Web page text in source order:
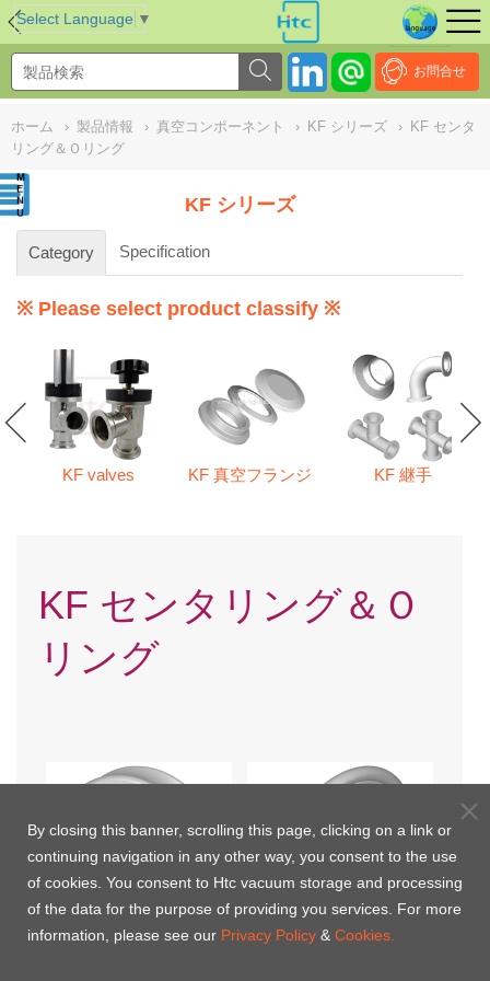
Select Language ▼
お問合せ
ホーム › 製品情報 › 真空コンポーネント › KF シリーズ › KF センタ
リング＆Ｏリング
KF シリーズ
Category Specification
※ Please select product classify ※
KF valves KF 真空フランジ KF 継手
KF センタリング＆Ｏ
リング
NULL
By closing this banner, scrolling this page, clicking on a link or
continuing navigation in any other way, you consent to the use
of cookies. You consent to Htc vacuum storage and processing
of the data for the purpose of providing you services. For more
information, please see our Privacy Policy & Cookies.
//